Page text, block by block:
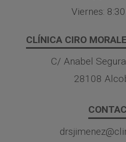
Viernes:
CLÍNICA CIRO
C/ Anabel
28108